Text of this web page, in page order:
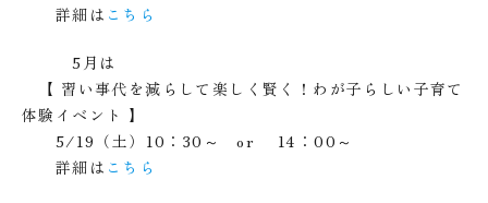
詳細は こちら
5月は
【 習い事代を減らして楽しく賢く！わが子らしい子育て
体験イベント 】
5/19（土）10：30～ or 14：00～
詳細は こちら